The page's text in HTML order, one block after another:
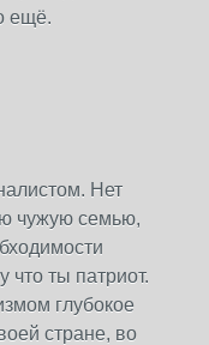
ещё.
Нет
чужую семью,
что ты патриот.
глубокое
стране, во